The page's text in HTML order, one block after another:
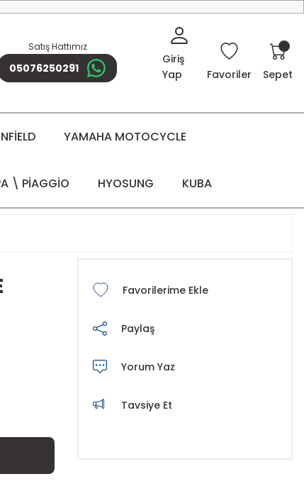
Satış Hattımız
05076250291
Giriş
Yap
Favoriler Sepet
YAMAHA MOTOCYCLE
\ PİAGGİO HYOSUNG KUBA
Paylaş
Yorum Yaz
Tavsiye Et